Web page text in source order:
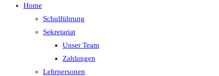
Home
Schulführung
Sekretariat
Unser Team
Zahlungen
Lehrpersonen